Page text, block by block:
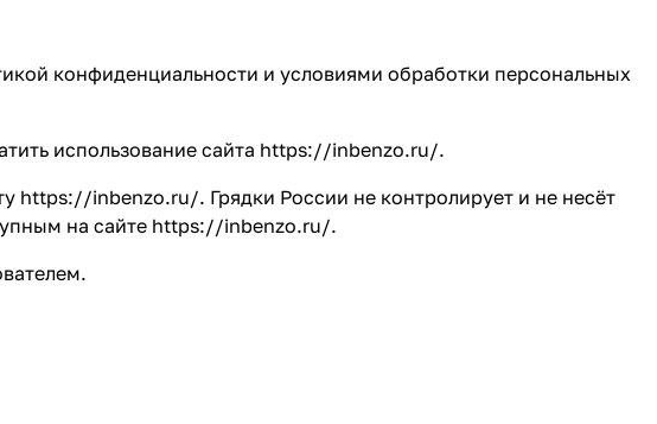
конфиденциальности и условиями обработки персональных
использование сайта https://inbenzo.ru/.
https://inbenzo.ru/. Грядки России не контролирует и не несёт
на сайте https://inbenzo.ru/.